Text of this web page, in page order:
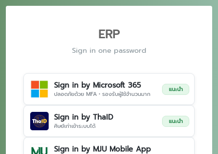
ERP
Sign in one password
Sign in by Microsoft 365
ปลอดภัยด้วย MFA • รองรับผู้ใช้จำนวนมาก
แนะนำ
Sign in by ThaID
ศิษย์เก่าเข้าระบบได้
แนะนำ
Sign in by MJU Mobile App